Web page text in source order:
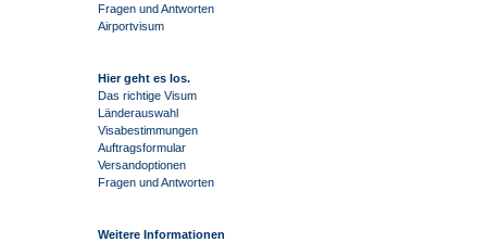
Fragen und Antworten
Airportvisum
Hier geht es los.
Das richtige Visum
Länderauswahl
Visabestimmungen
Auftragsformular
Versandoptionen
Fragen und Antworten
Weitere Informationen